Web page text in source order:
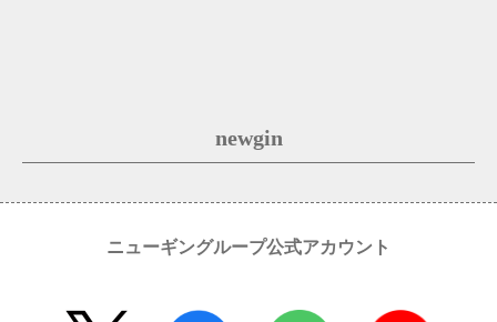
newgin
ニューギングループ公式アカウント